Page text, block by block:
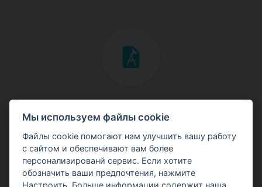
Скачайте мануалы с теоретическими и практическими
примерами использования программ.
Мы используем файлы cookie
Файлы cookie помогают нам улучшить вашу работу
с сайтом и обеспечивают вам более
персонализированй сервис. Если хотите
обозначить ваши предпочтения, нажмите
Настроить. Больше информации содержит наша